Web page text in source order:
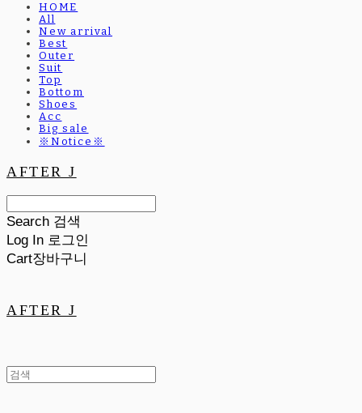
HOME
All
New arrival
Best
Outer
Suit
Top
Bottom
Shoes
Acc
Big sale
※Notice※
AFTER J
Search 검색
Log In 로그인
Cart장바구니
AFTER J